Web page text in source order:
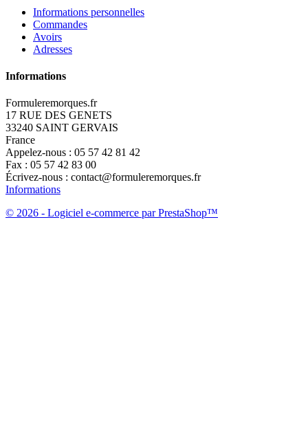
Informations personnelles
Commandes
Avoirs
Adresses
Informations
Formuleremorques.fr
17 RUE DES GENETS
33240 SAINT GERVAIS
France
Appelez-nous : 05 57 42 81 42
Fax : 05 57 42 83 00
Écrivez-nous : contact@formuleremorques.fr
Informations
© 2026 - Logiciel e-commerce par PrestaShop™